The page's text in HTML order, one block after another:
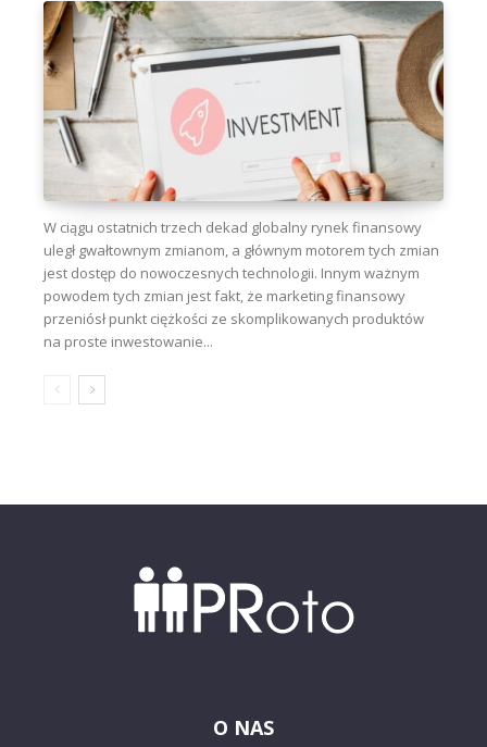
W ciągu ostatnich trzech dekad globalny rynek finansowy
uległ gwałtownym zmianom, a głównym motorem tych zmian
jest dostęp do nowoczesnych technologii. Innym ważnym
powodem tych zmian jest fakt, że marketing finansowy
przeniósł punkt ciężkości ze skomplikowanych produktów
na proste inwestowanie...
O NAS